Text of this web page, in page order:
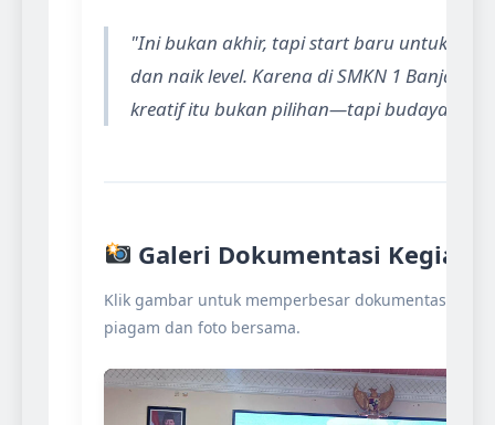
"Ini bukan akhir, tapi start baru untuk
dan naik level. Karena di SMKN 1
kreatif itu bukan pilihan—tapi budaya!"
Galeri Dokumentasi
Klik gambar untuk memperbesar dokumentasi
piagam dan foto bersama.